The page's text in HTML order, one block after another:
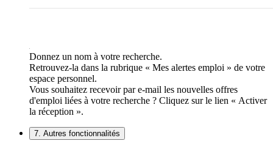
Donnez un nom à votre recherche.
Retrouvez-la dans la rubrique « Mes alertes emploi » de votre
espace personnel.
Vous souhaitez recevoir par e-mail les nouvelles offres
d'emploi liées à votre recherche ? Cliquez sur le lien « Activer
la réception ».
7. Autres fonctionnalités